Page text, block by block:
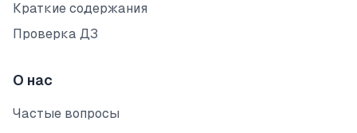
Краткие содержания
Проверка ДЗ
О нас
Частые вопросы